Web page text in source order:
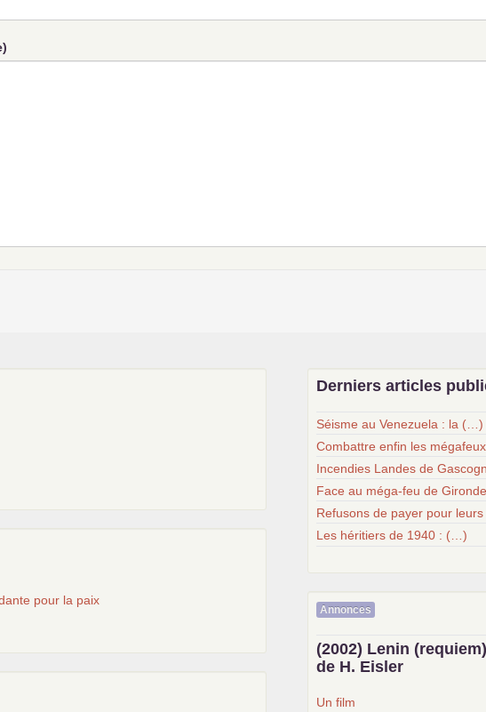
pour la paix
Derniers articles
Séisme au Venezuela : la (…)
Combattre enfin les mégafeux
Incendies Landes de
Face au méga-feu de
Refusons de payer pour leurs
Les héritiers de 1940 : (…)
Annonces
(2002) Lenin
de H. Eisler
Un film